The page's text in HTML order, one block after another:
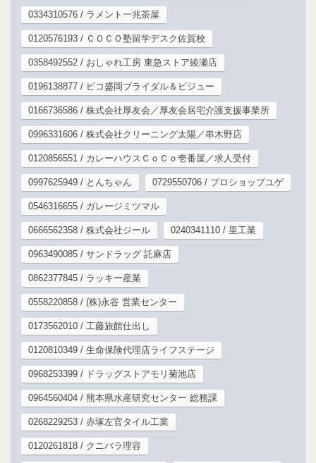
0334310576 / ラメント一兆茶屋
0120576193 / ＣＯＣＯ塾留学デスク佐賀校
0358492552 / おしゃれ工房 東急ストア綾瀬店
0196138877 / ピコ盛岡ブライダル＆ビジュー
0166736586 / 株式会社厚友会／厚友会居宅介護支援事業所
0996331606 / 株式会社クリーニング太陽／串木野店
0120856551 / カレーハウスＣｏＣｏ壱番屋／求人受付
0997625949 / とんちゃん 0729550706 / プロショップユゲ
0546316655 / ガレージミツマル
0666562358 / 株式会社ジール 0240341110 / 里工業
0963490085 / サンドラッグ 託麻店
0862377845 / ラッキー産業
0558220858 / (株)永谷 営業センター
0173562010 / 工藤旅館仕出し
0120810349 / 生命保険代理店ライフステージ
0968253399 / ドラッグストアモリ菊池店
0964560404 / 熊本県水産研究センター 総務課
0268229253 / 赤塚左官タイル工業
0120261818 / クニバラ理容